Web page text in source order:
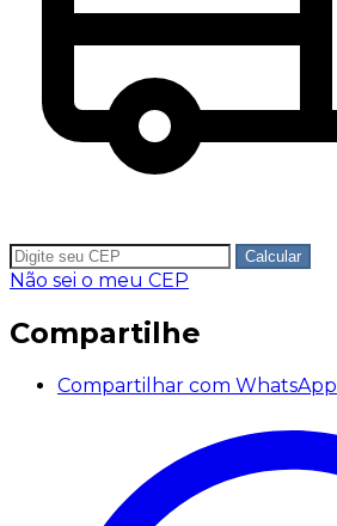
Calcular
Não sei o meu CEP
Compartilhe
Compartilhar com WhatsApp